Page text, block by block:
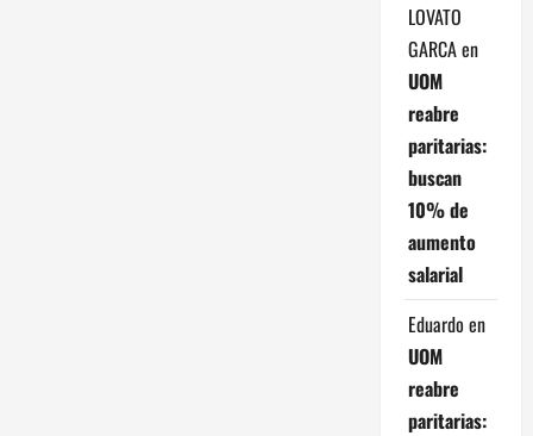
LOVATO
GARCAen
UOM
reabre
paritarias:
buscan
10% de
aumento
salarial
Eduardo en
UOM
reabre
paritarias: